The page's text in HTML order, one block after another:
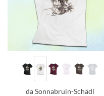
da Sonnabruin-Schädl